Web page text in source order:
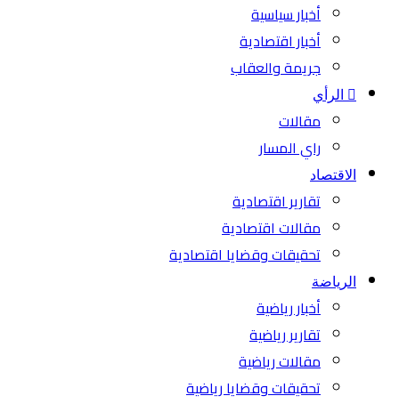
أخبار سياسية
أخبار اقتصادية
جريمة والعقاب
الرأي
مقالات
راي المسار
الاقتصاد
تقارير اقتصادية
مقالات اقتصادية
تحقيقات وقضايا اقتصادية
الرياضة
أخبار رياضية
تقارير رياضية
مقالات رياضية
تحقيقات وقضايا رياضية